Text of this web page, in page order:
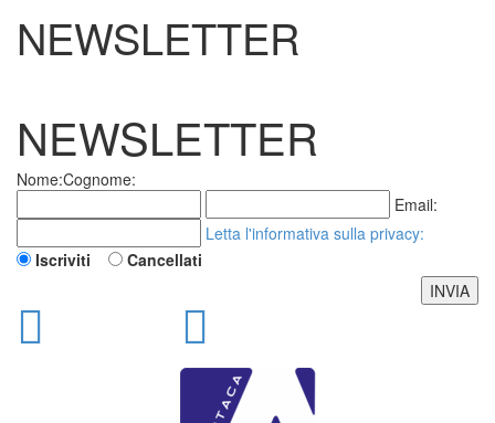
NEWSLETTER
NEWSLETTER
Nome:Cognome:
Email:
Letta l'informativa sulla privacy:
Iscriviti
Cancellati